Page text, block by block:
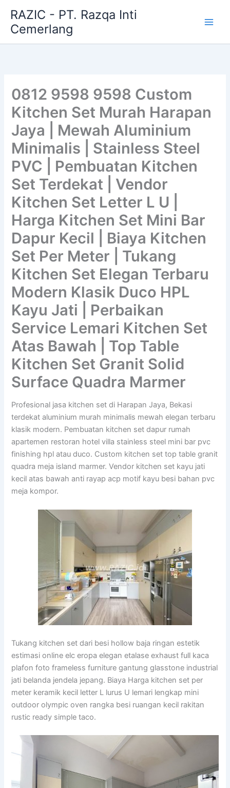
content
RAZIC - PT. Razqa Inti
Cemerlang
0812 9598 9598 Custom
Kitchen Set Murah Harapan
Jaya | Mewah Aluminium
Minimalis | Stainless Steel
PVC | Pembuatan Kitchen
Set Terdekat | Vendor
Kitchen Set Letter L U |
Harga Kitchen Set Mini Bar
Dapur Kecil | Biaya Kitchen
Set Per Meter | Tukang
Kitchen Set Elegan Terbaru
Modern Klasik Duco HPL
Kayu Jati | Perbaikan
Service Lemari Kitchen Set
Atas Bawah | Top Table
Kitchen Set Granit Solid
Surface Quadra Marmer
Profesional jasa kitchen set di Harapan Jaya, Bekasi
terdekat aluminium murah minimalis mewah elegan terbaru
klasik modern. Pembuatan kitchen set dapur rumah
apartemen restoran hotel villa stainless steel mini bar pvc
finishing hpl atau duco. Custom kitchen set top table granit
quadra meja island marmer. Vendor kitchen set kayu jati
kecil atas bawah anti rayap acp motif kayu besi bahan pvc
meja kompor.
Tukang kitchen set dari besi hollow baja ringan estetik
estimasi online elc eropa elegan etalase exhaust full kaca
plafon foto frameless furniture gantung glasstone industrial
jati belanda jendela jepang. Biaya Harga kitchen set per
meter keramik kecil letter L lurus U lemari lengkap mini
outdoor olympic oven rangka besi ruangan kecil rakitan
rustic ready simple taco.